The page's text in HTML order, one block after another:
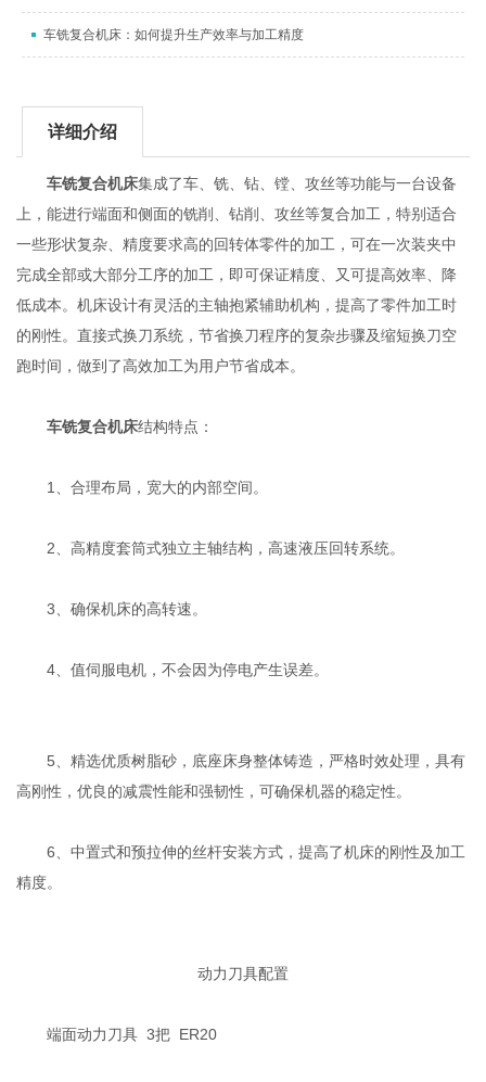
车铣复合机床：如何提升生产效率与加工精度
详细介绍
车铣复合机床集成了车、铣、钻、镗、攻丝等功能与一台设备
上，能进行端面和侧面的铣削、钻削、攻丝等复合加工，特别适合
一些形状复杂、精度要求高的回转体零件的加工，可在一次装夹中
完成全部或大部分工序的加工，即可保证精度、又可提高效率、降
低成本。机床设计有灵活的主轴抱紧辅助机构，提高了零件加工时
的刚性。直接式换刀系统，节省换刀程序的复杂步骤及缩短换刀空
跑时间，做到了高效加工为用户节省成本。
车铣复合机床结构特点：
1、合理布局，宽大的内部空间。
2、高精度套筒式独立主轴结构，高速液压回转系统。
3、确保机床的高转速。
4、值伺服电机，不会因为停电产生误差。
5、精选优质树脂砂，底座床身整体铸造，严格时效处理，具有
高刚性，优良的减震性能和强韧性，可确保机器的稳定性。
6、中置式和预拉伸的丝杆安装方式，提高了机床的刚性及加工
精度。
动力刀具配置
端面动力刀具 3把 ER20